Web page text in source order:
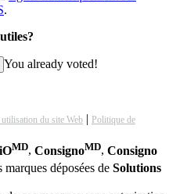
.
You already voted!
du site Web | Politique de
MD, ConsignoMD, Consigno
marques déposées de Solutions